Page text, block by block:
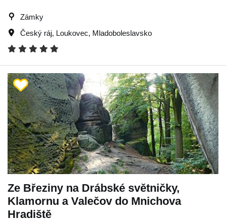
Zámky
Český ráj, Loukovec, Mladoboleslavsko
Ze Březiny na Drábské světničky,
Klamornu a Valečov do Mnichova
Hradiště